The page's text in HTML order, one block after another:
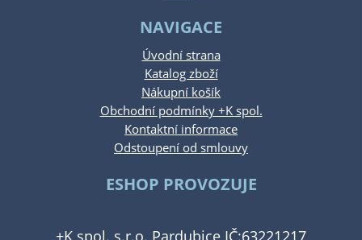
NAVIGACE
Úvodní strana
Katalog zboží
Nákupní košík
Obchodní podmínky +K spol.
Kontaktní informace
Odstoupení od smlouvy
ESHOP PROVOZUJE
+K spol. s.r.o. Pardubice IČ:63221217